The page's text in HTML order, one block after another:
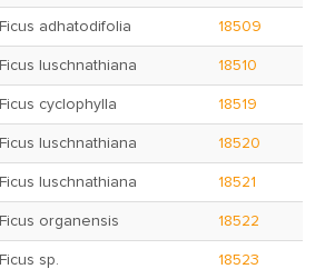
Ficus adhatodifolia 18509
Ficus luschnathiana 18510
Ficus cyclophylla 18519
Ficus luschnathiana 18520
Ficus luschnathiana 18521
Ficus organensis 18522
Ficus sp. 18523